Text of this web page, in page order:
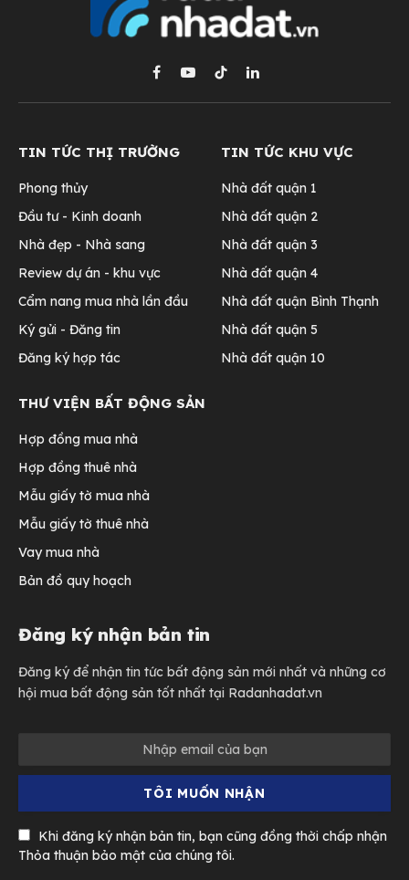
Facebook
YouTubeTikTokLinkedIn
TIN TỨC THỊ TRƯỜNG
Phong thủy
Đầu tư - Kinh doanh
Nhà đẹp - Nhà sang
Review dự án - khu vực
Cẩm nang mua nhà lần đầu
Ký gửi - Đăng tin
Đăng ký hợp tác
TIN TỨC KHU VỰC
Nhà đất quận 1
Nhà đất quận 2
Nhà đất quận 3
Nhà đất quận 4
Nhà đất quận Bình Thạnh
Nhà đất quận 5
Nhà đất quận 10
THƯ VIỆN BẤT ĐỘNG SẢN
Hợp đồng mua nhà
Hợp đồng thuê nhà
Mẫu giấy tờ mua nhà
Mẫu giấy tờ thuê nhà
Vay mua nhà
Bản đồ quy hoạch
Đăng ký nhận bản tin
Đăng ký để nhận tin tức bất động sản mới nhất và những cơ
hội mua bất động sản tốt nhất tại Radanhadat.vn
Khi đăng ký nhận bản tin, bạn cũng đồng thời chấp nhận
Thỏa thuận bảo mật của chúng tôi.